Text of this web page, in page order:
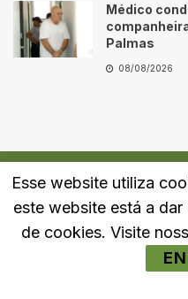
Médico
Palmas
08/08/2026
Quem Somos Fale
Esse website utiliza
este website está a
de cookies. Visite